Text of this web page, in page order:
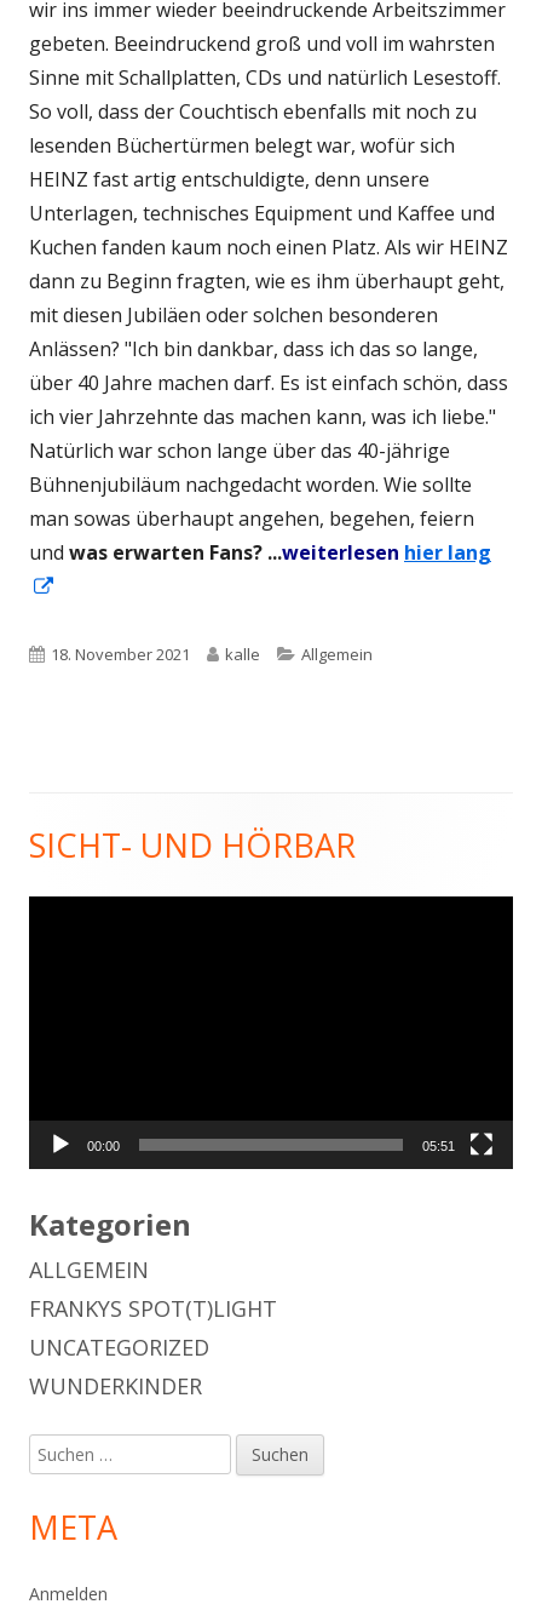
wir ins immer wieder beeindruckende Arbeitszimmer
gebeten. Beeindruckend groß und voll im wahrsten
Sinne mit Schallplatten, CDs und natürlich Lesestoff.
So voll, dass der Couchtisch ebenfalls mit noch zu
lesenden Büchertürmen belegt war, wofür sich
HEINZ fast artig entschuldigte, denn unsere
Unterlagen, technisches Equipment und Kaffee und
Kuchen fanden kaum noch einen Platz. Als wir HEINZ
dann zu Beginn fragten, wie es ihm überhaupt geht,
mit diesen Jubiläen oder solchen besonderen
Anlässen? "Ich bin dankbar, dass ich das so lange,
über 40 Jahre machen darf. Es ist einfach schön, dass
ich vier Jahrzehnte das machen kann, was ich liebe."
Natürlich war schon lange über das 40-jährige
Bühnenjubiläum nachgedacht worden. Wie sollte
man sowas überhaupt angehen, begehen, feiern
und was erwarten Fans? ...weiterlesen hier lang
Fenster
Veröffentlicht
18. November 2021 Autor
kalle Kategorien
Allgemein
Haupt-
Seitenleiste
SICHT- UND HÖRBAR
00:00 05:51
Kategorien
ALLGEMEIN
FRANKYS SPOT(T)LIGHT
UNCATEGORIZED
WUNDERKINDER
Suchen
nach:
META
Anmelden